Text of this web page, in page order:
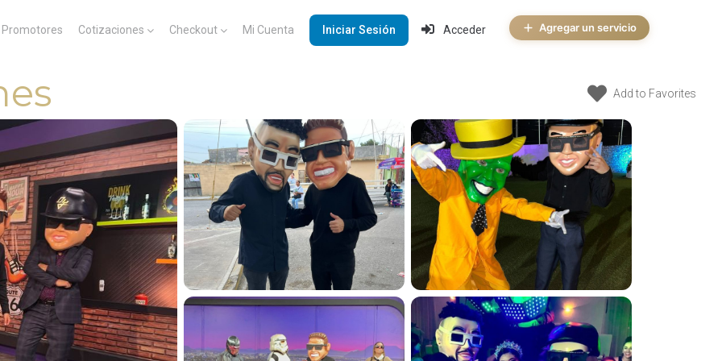
Promotores Cotizaciones Checkout Mi Cuenta Iniciar Sesión Acceder Agregar un servicio
Add to Favorites